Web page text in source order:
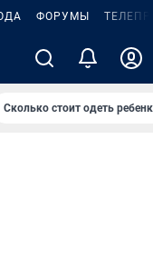
ФОРУМЫ
Сколько стоит одеть